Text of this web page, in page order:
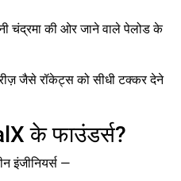
चंद्रमा की ओर जाने वाले पेलोड के
जैसे रॉकेट्स को सीधी टक्कर देने
के फाउंडर्स?
इंजीनियर्स —